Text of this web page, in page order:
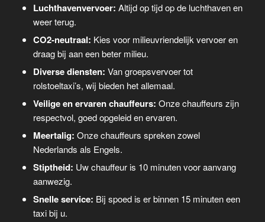
Luchthavenvervoer: Altijd op tijd op de luchthaven en
weer terug.
CO2-neutraal: Kies voor milieuvriendelijk vervoer en
draag bij aan een beter milieu.
Diverse diensten: Van groepsvervoer tot
rolstoeltaxi’s, wij bieden het allemaal.
Veilige en ervaren chauffeurs: Onze chauffeurs zijn
respectvol, goed opgeleid en ervaren.
Meertalig: Onze chauffeurs spreken zowel
Nederlands als Engels.
Stiptheid: Uw chauffeur is 10 minuten voor aanvang
aanwezig.
Snelle service: Bij spoed is er binnen 15 minuten een
taxi bij u.